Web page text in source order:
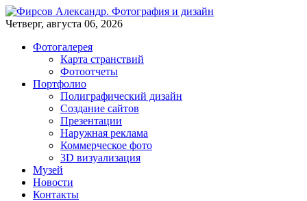
Четверг, августа 06, 2026
Фотогалерея
Карта странствий
Фотоотчеты
Портфолио
Полиграфический дизайн
Создание сайтов
Презентации
Наружная реклама
Коммерческое фото
3D визуализация
Музей
Новости
Контакты